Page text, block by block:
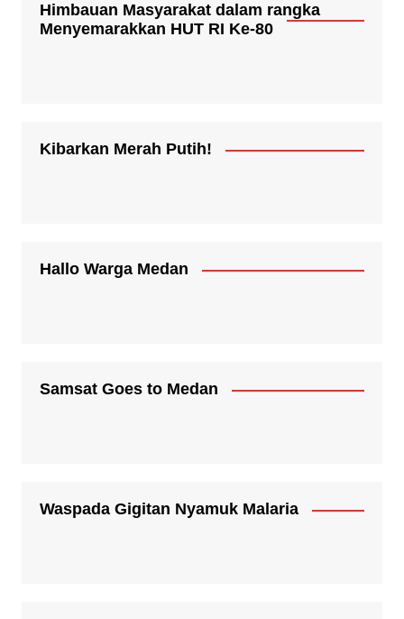
Himbauan Masyarakat dalam rangka
Menyemarakkan HUT RI Ke-80
Kibarkan Merah Putih!
Hallo Warga Medan
Samsat Goes to Medan
Waspada Gigitan Nyamuk Malaria